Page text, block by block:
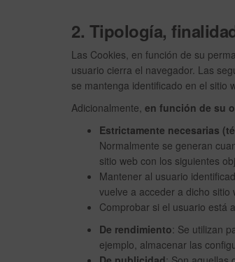
2. Tipología,
Las Cookies, en función de su
usuario cierra el navegador. Las
se mantenga identificado en el sitio
Adicionalmente, en función de su
Estrictamente necesarias
Normalmente se generan
sitio web con los siguientes
Mantener al usuario
vuelve a acceder a dicho
Comprobar si el usuario está
De rendimiento: Se utilizan
ejemplo, almacenar las